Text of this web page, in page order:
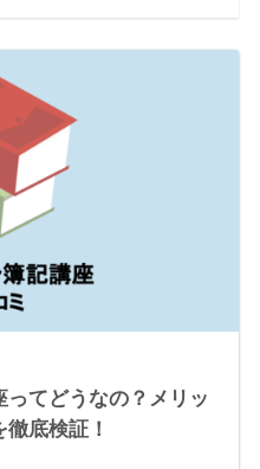
てどうなの？メリッ
底検証！